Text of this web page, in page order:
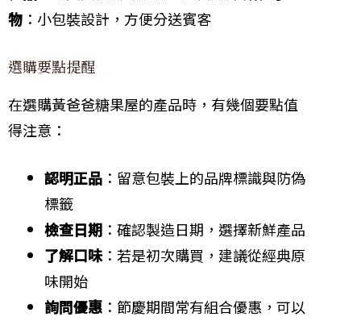
物 ：小包裝設計，方便分送賓客
選購要點提醒
在選購黃爸爸糖果屋的產品時，有幾個要點值
得注意：
認明正品 ：留意包裝上的品牌標識與防偽
標籤
檢查日期 ：確認製造日期，選擇新鮮產品
了解口味：若是初次購買，建議從經典原
味開始
詢問優惠 ：節慶期間常有組合優惠，可以